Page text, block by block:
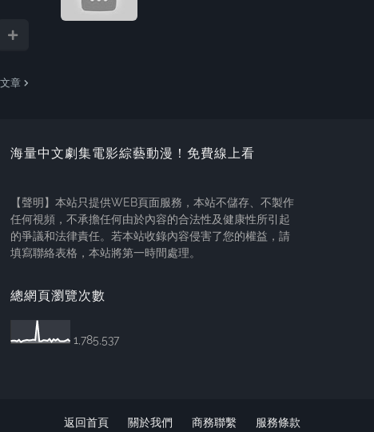
章
海量中文劇集電影綜藝動漫！免費線上看
【聲明】本站只提供WEB頁面服務，本站不儲存、不製作
任何視頻，不承擔任何由於內容的合法性及健康性所引起
的爭議和法律責任。若本站收錄內容侵害了您的權益，請
填寫聯絡表格，本站將第一時間處理。
總網頁瀏覽次數
1,785,537
返回首頁 關於我們 商務聯繫 服務條款